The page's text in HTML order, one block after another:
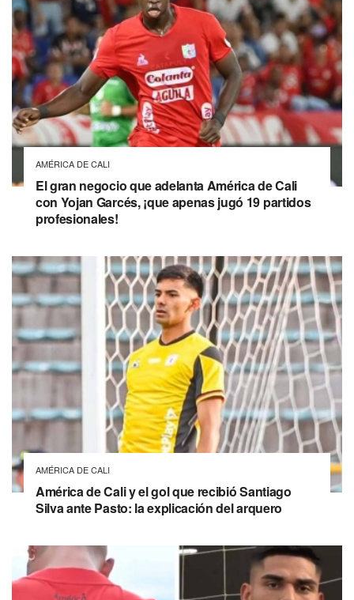
AMÉRICA DE CALI
El gran negocio que adelanta América de Cali
con Yojan Garcés, ¡que apenas jugó 19 partidos
profesionales!
AMÉRICA DE CALI
América de Cali y el gol que recibió Santiago
Silva ante Pasto: la explicación del arquero